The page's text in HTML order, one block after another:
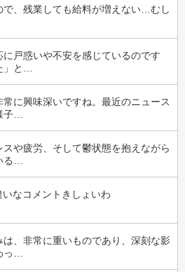
で、残業しても給料が増えない…むし
戸惑いや不安を感じているのです
」と…
に興味深いですね。最近のニュース
子…
や疲労、そして鬱状態を抱えながら
る…
なコメントきしょいわ
、非常に重いものであり、深刻な影
っ…